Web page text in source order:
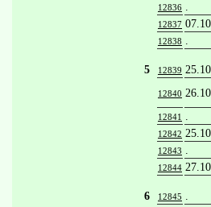
12836 .
12837
12838 .
5 12839
12840
12841 .
12842
12843 .
12844
6 12845 .